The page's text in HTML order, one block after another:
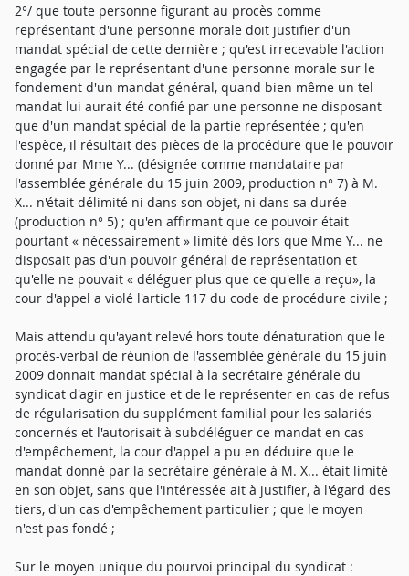
2°/ que toute personne figurant au procès comme
représentant d'une personne morale doit justifier d'un
mandat spécial de cette dernière ; qu'est irrecevable l'action
engagée par le représentant d'une personne morale sur le
fondement d'un mandat général, quand bien même un tel
mandat lui aurait été confié par une personne ne disposant
que d'un mandat spécial de la partie représentée ; qu'en
l'espèce, il résultait des pièces de la procédure que le pouvoir
donné par Mme Y... (désignée comme mandataire par
l'assemblée générale du 15 juin 2009, production n° 7) à M.
X... n'était délimité ni dans son objet, ni dans sa durée
(production n° 5) ; qu'en affirmant que ce pouvoir était
pourtant « nécessairement » limité dès lors que Mme Y... ne
disposait pas d'un pouvoir général de représentation et
qu'elle ne pouvait « déléguer plus que ce qu'elle a reçu», la
cour d'appel a violé l'article 117 du code de procédure civile ;
Mais attendu qu'ayant relevé hors toute dénaturation que le
procès-verbal de réunion de l'assemblée générale du 15 juin
2009 donnait mandat spécial à la secrétaire générale du
syndicat d'agir en justice et de le représenter en cas de refus
de régularisation du supplément familial pour les salariés
concernés et l'autorisait à subdéléguer ce mandat en cas
d'empêchement, la cour d'appel a pu en déduire que le
mandat donné par la secrétaire générale à M. X... était limité
en son objet, sans que l'intéressée ait à justifier, à l'égard des
tiers, d'un cas d'empêchement particulier ; que le moyen
n'est pas fondé ;
Sur le moyen unique du pourvoi principal du syndicat :